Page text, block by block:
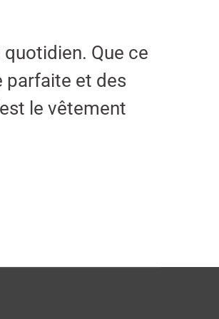
Que ce
parfaite et des
le vêtement